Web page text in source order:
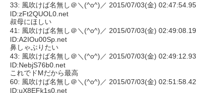
33: 風吹けば名無し＠＼(^o^)／ 2015/07/03(金) 02:47:54.95
ID:zFt2QUOL0.net
叔母にほしい
41: 風吹けば名無し＠＼(^o^)／ 2015/07/03(金) 02:49:08.19
ID:A2IOu00Sp.net
鼻しゃぶりたい
43: 風吹けば名無し＠＼(^o^)／ 2015/07/03(金) 02:49:12.93
ID:NebjS76b0.net
これでドMだから最高
60: 風吹けば名無し＠＼(^o^)／ 2015/07/03(金) 02:51:58.42
ID:uX8EFk1s0.net